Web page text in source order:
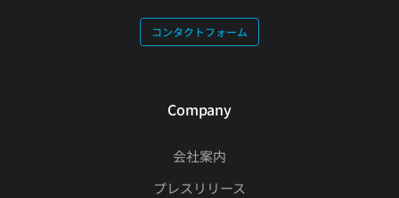
コンタクトフォーム
Company
会社案内
プレスリリース